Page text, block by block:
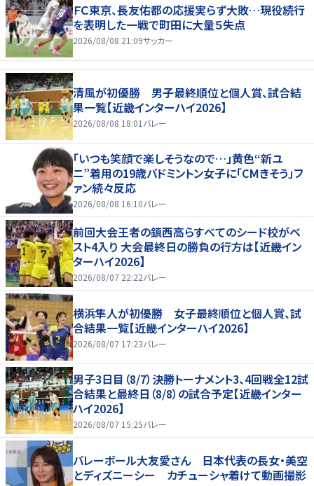
ＦＣ東京、長友佑都の応援実らず大敗…現役続行
を表明した一戦で町田に大量５失点
2026/08/08 21:09サッカー
清風が初優勝 男子最終順位と個人賞、試合結
果一覧【近畿インターハイ2026】
2026/08/08 18:01 バレー
「いつも笑顔で楽しそうなので…」黄色“新ユ
ニ”着用の19歳バドミントン女子に「CMきそう」フ
ァン続々反応
2026/08/08 16:10バレー
前回大会王者の鎮西高らすべてのシード校がベ
スト4入り 大会最終日の勝負の行方は【近畿イン
ターハイ2026】
2026/08/07 22:22バレー
横浜隼人が初優勝 女子最終順位と個人賞、試
合結果一覧【近畿インターハイ2026】
2026/08/07 17:23バレー
男子3日目（8/7）決勝トーナメント3、4回戦全12試
合結果と最終日（8/8）の試合予定【近畿インター
ハイ2026】
2026/08/07 15:25バレー
バレーボール大友愛さん 日本代表の長女・美空
とディズニーシー カチューシャ着けて動画撮影